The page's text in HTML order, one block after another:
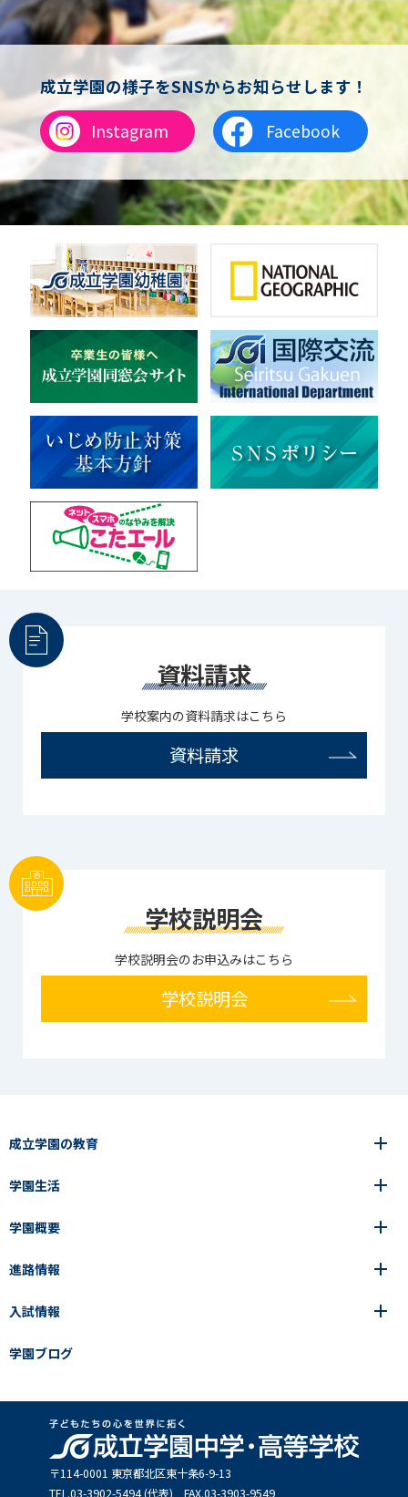
男女バスケットボール（中学）
男子バドミントン
女子バドミントン
チアリーディング
総合格闘技
合気道
女子テニス
男子バレーボール
体操
ダンス
英会話
音楽（コーラス）
地域ボランティア
美術
マルチメディア
ライフワーク
新日本芸能
宇宙探究
赤門倶楽部
成立学園の様子をSNSからお知らせします！
Instagram
Facebook
資料請求
学校案内の資料請求はこちら
資料請求
学校説明会
学校説明会のお申込みはこちら
学校説明会
成立学園の教育
6年間の一貫教育
中学校
高等学校
成立メソッド
教科指導の特徴
卒業生の声
中学校
成立メソッド
卒業生の声
成立学園ならではの教育
見える学力×見えない学力
学園生活
年間行事
施設紹介
制服
学園ブログ
学園概要
学園の歩み
アクセス
進路情報
進路・進学
入試情報
中学入試Q&A
入試結果
説明会・イベント日程
出願方法・募集要項
学園ブログ
〒114-0001 東京都北区東⼗条6-9-13
TEL.03-3902-5494 (代表) FAX.03-3903-9549